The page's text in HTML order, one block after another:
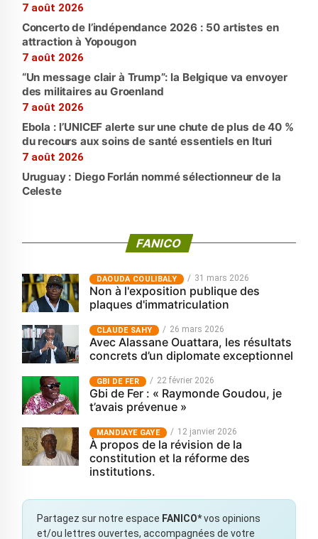
7 août 2026
Concerto de l’indépendance 2026 : 50 artistes en
attraction à Yopougon
7 août 2026
“Un message clair à Trump”: la Belgique va envoyer
des militaires au Groenland
7 août 2026
Ebola : l’UNICEF alerte sur une chute de plus de 40 %
du recours aux soins de santé essentiels en Ituri
7 août 2026
Uruguay : Diego Forlán nommé sélectionneur de la
Celeste
FANICO
‎DAOUDA COULIBALY 31 mars 2026
Non à l'exposition publique des
plaques d'immatriculation
CLAUDE SAHY 26 mars 2026
Avec Alassane Ouattara, les résultats
concrets d’un diplomate exceptionnel
GBI DE FER 22 février 2026
Gbi de Fer : « Raymonde Goudou, je
t’avais prévenue »
MANDIAYE GAYE 12 janvier 2026
À propos de la révision de la
constitution et la réforme des
institutions.
Partagez sur notre espace FANICO*vos opinions
et/ou lettres ouvertes, accompagnées de votre